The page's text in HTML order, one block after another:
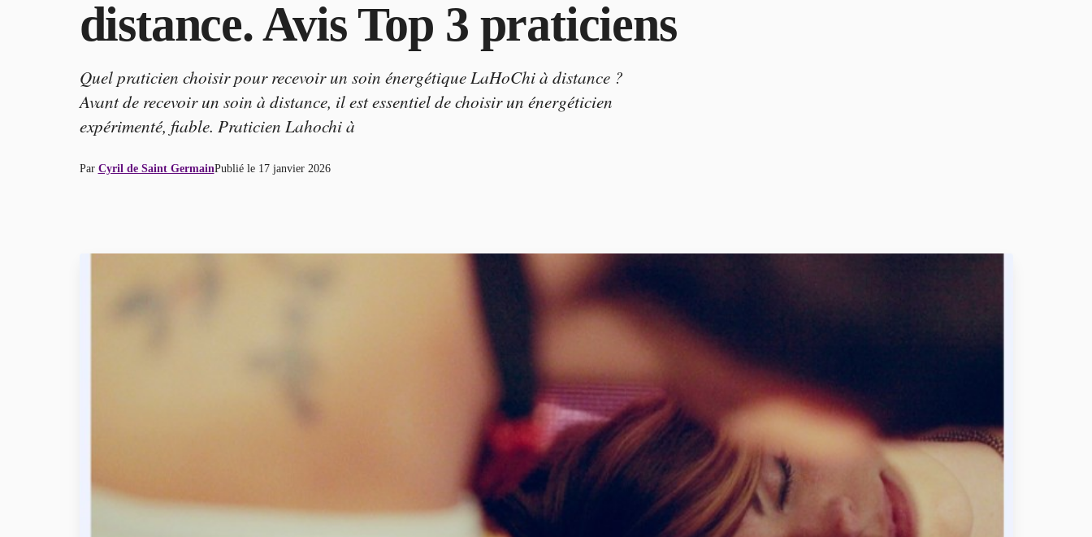
distance. Avis Top 3 praticiens
Quel praticien choisir pour recevoir un soin énergétique LaHoChi à distance ?
Avant de recevoir un soin à distance, il est essentiel de choisir un énergéticien
expérimenté, fiable. Praticien Lahochi à
Par Cyril de Saint GermainPublié le 17 janvier 2026